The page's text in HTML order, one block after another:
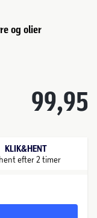
og olier
99,95
KLIK&HENT
efter 2 timer